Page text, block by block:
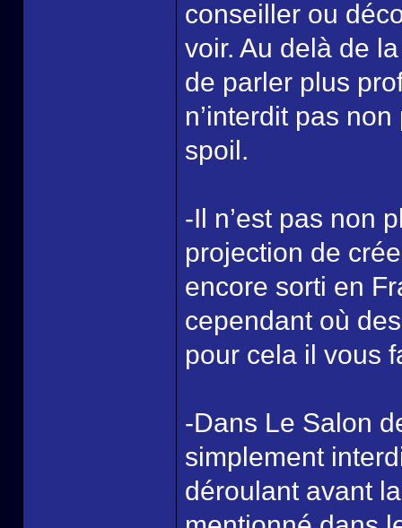
conseiller ou
voir. Au delà de
de parler plus
n’interdit pas
spoil.
-Il n’est pas non
projection de
encore sorti en
cependant où
pour cela il vous
-Dans Le Salon
simplement
déroulant avant